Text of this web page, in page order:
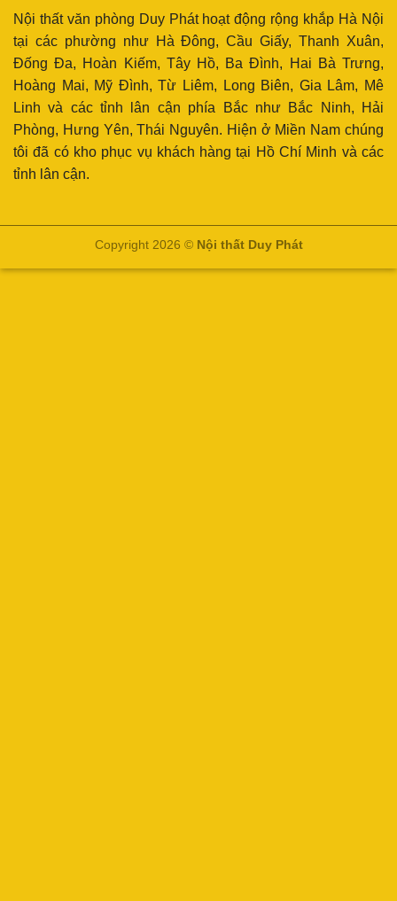
Nội thất văn phòng Duy Phát hoạt động rộng khắp Hà Nội
tại các phường như Hà Đông, Cầu Giấy, Thanh Xuân,
Đống Đa, Hoàn Kiếm, Tây Hồ, Ba Đình, Hai Bà Trưng,
Hoàng Mai, Mỹ Đình, Từ Liêm, Long Biên, Gia Lâm, Mê
Linh và các tỉnh lân cận phía Bắc như Bắc Ninh, Hải
Phòng, Hưng Yên, Thái Nguyên. Hiện ở Miền Nam chúng
tôi đã có kho phục vụ khách hàng tại Hồ Chí Minh và các
tỉnh lân cận.
Copyright 2026 © Nội thất Duy Phát